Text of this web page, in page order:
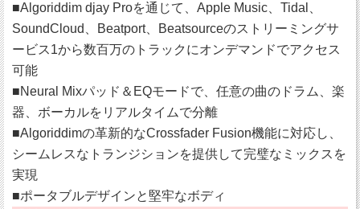
■Algoriddim djay Proを通じて、Apple Music、Tidal、
SoundCloud、Beatport、Beatsourceのストリーミングサ
ービス1から数百万のトラックにオンデマンドでアクセス
可能
■Neural Mixパッド＆EQモードで、任意の曲のドラム、楽
器、ボーカルをリアルタイムで分離
■Algoriddimの革新的なCrossfader Fusion機能に対応し、
シームレスなトランジションを提供して完璧なミックスを
実現
■ポータブルデザインと堅牢なボディ